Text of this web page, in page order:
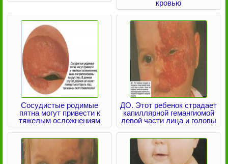
кровью
Сосудистые родимые
пятна могут привести к
тяжелым осложнениям
ДО. Этот ребенок страдает
капиллярной гемангиомой
левой части лица и головы